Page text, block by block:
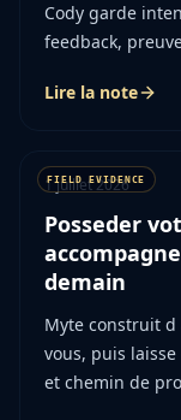
Cody garde
feedback,
Lire la note
1 juillet 2026
Posseder
demain
Myte construit d
vous, puis
et chemin de